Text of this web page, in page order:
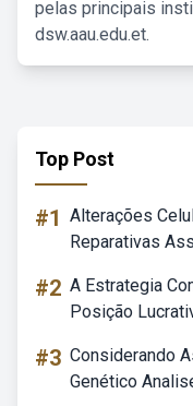
pelas principais
dsw.aau.edu.et.
Top Post
#1 Alterações
Reparativas
#2 A Estrategia
Posição
#3 Considerando
Genético